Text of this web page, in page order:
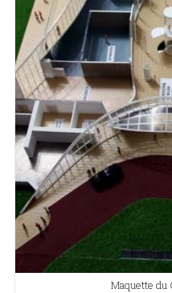
Maquette du